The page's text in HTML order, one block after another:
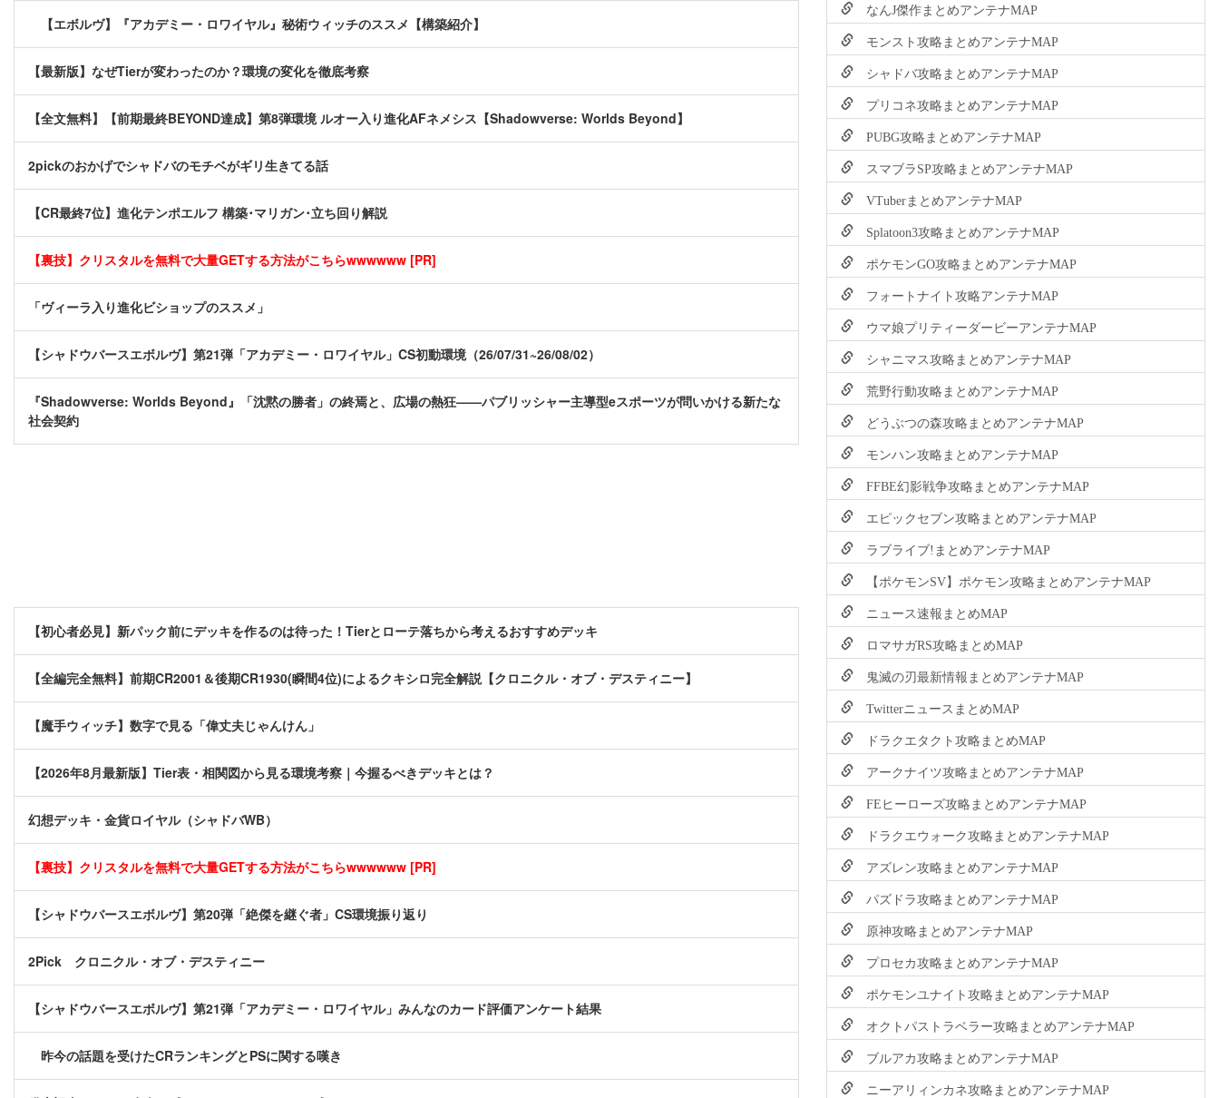
【エボルヴ】『アカデミー・ロワイヤル』秘術ウィッチのススメ【構築紹介】
【最新版】なぜTierが変わったのか？環境の変化を徹底考察
【全文無料】【前期最終BEYOND達成】第8弾環境 ルオー入り進化AFネメシス【Shadowverse: Worlds Beyond】
2pickのおかげでシャドバのモチベがギリ生きてる話
【CR最終7位】進化テンポエルフ 構築･マリガン･立ち回り解説
【裏技】クリスタルを無料で大量GETする方法がこちらwwwwww [PR]
「ヴィーラ入り進化ビショップのススメ」
【シャドウバースエボルヴ】第21弾「アカデミー・ロワイヤル」CS初動環境（26/07/31~26/08/02）
『Shadowverse: Worlds Beyond』「沈黙の勝者」の終焉と、広場の熱狂——パブリッシャー主導型eスポーツが問いかける新たな
社会契約
【初心者必見】新パック前にデッキを作るのは待った！Tierとローテ落ちから考えるおすすめデッキ
【全編完全無料】前期CR2001＆後期CR1930(瞬間4位)によるクキシロ完全解説【クロニクル・オブ・デスティニー】
【魔手ウィッチ】数字で見る「偉丈夫じゃんけん」
【2026年8月最新版】Tier表・相関図から見る環境考察｜今握るべきデッキとは？
幻想デッキ・金貨ロイヤル（シャドバWB）
【裏技】クリスタルを無料で大量GETする方法がこちらwwwwww [PR]
【シャドウバースエボルヴ】第20弾「絶傑を継ぐ者」CS環境振り返り
2Pick クロニクル・オブ・デスティニー
【シャドウバースエボルヴ】第21弾「アカデミー・ロワイヤル」みんなのカード評価アンケート結果
昨今の話題を受けたCRランキングとPSに関する嘆き
なんJ傑作まとめアンテナMAP
モンスト攻略まとめアンテナMAP
シャドバ攻略まとめアンテナMAP
プリコネ攻略まとめアンテナMAP
PUBG攻略まとめアンテナMAP
スマブラSP攻略まとめアンテナMAP
VTuberまとめアンテナMAP
Splatoon3攻略まとめアンテナMAP
ポケモンGO攻略まとめアンテナMAP
フォートナイト攻略アンテナMAP
ウマ娘プリティーダービーアンテナMAP
シャニマス攻略まとめアンテナMAP
荒野行動攻略まとめアンテナMAP
どうぶつの森攻略まとめアンテナMAP
モンハン攻略まとめアンテナMAP
FFBE幻影戦争攻略まとめアンテナMAP
エピックセブン攻略まとめアンテナMAP
ラブライブ!まとめアンテナMAP
【ポケモンSV】ポケモン攻略まとめアンテナMAP
ニュース速報まとめMAP
ロマサガRS攻略まとめMAP
鬼滅の刃最新情報まとめアンテナMAP
TwitterニュースまとめMAP
ドラクエタクト攻略まとめMAP
アークナイツ攻略まとめアンテナMAP
FEヒーローズ攻略まとめアンテナMAP
ドラクエウォーク攻略まとめアンテナMAP
アズレン攻略まとめアンテナMAP
パズドラ攻略まとめアンテナMAP
原神攻略まとめアンテナMAP
プロセカ攻略まとめアンテナMAP
ポケモンユナイト攻略まとめアンテナMAP
オクトパストラベラー攻略まとめアンテナMAP
ブルアカ攻略まとめアンテナMAP
ニーアリィンカネ攻略まとめアンテナMAP